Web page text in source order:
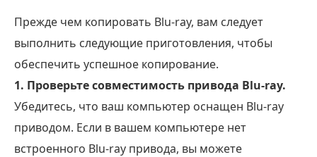
Прежде чем копировать Blu-ray, вам следует
выполнить следующие приготовления, чтобы
обеспечить успешное копирование.
1. Проверьте совместимость привода Blu-ray.
Убедитесь, что ваш компьютер оснащен Blu-ray
приводом. Если в вашем компьютере нет
встроенного Blu-ray привода, вы можете